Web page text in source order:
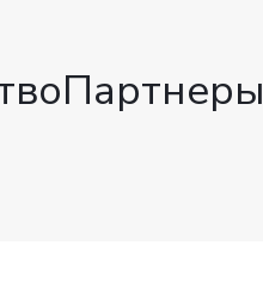
Партнеры